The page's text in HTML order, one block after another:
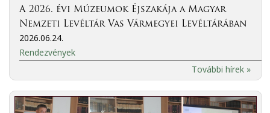
A 2026. évi Múzeumok Éjszakája a Magyar
Nemzeti Levéltár Vas Vármegyei Levéltárában
2026.06.24.
Rendezvények
További hírek »